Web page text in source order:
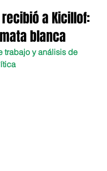
a Kicillof:
blanca
trabajo y análisis de